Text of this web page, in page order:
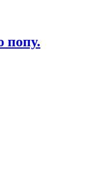
попу.